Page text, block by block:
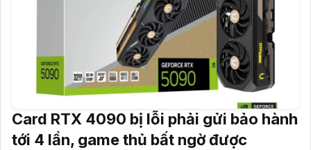
Card RTX 4090 bị lỗi phải gửi bảo hành
tới 4 lần, game thủ bất ngờ được